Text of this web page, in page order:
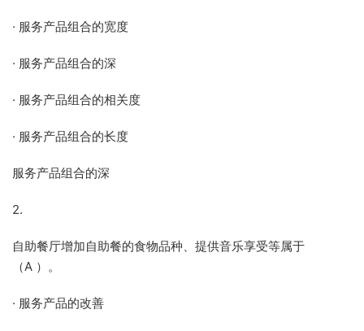
· 服务产品组合的宽度
· 服务产品组合的深
· 服务产品组合的相关度
· 服务产品组合的长度
服务产品组合的深
2.
自助餐厅增加自助餐的食物品种、提供音乐享受等属于
（A ）。
· 服务产品的改善